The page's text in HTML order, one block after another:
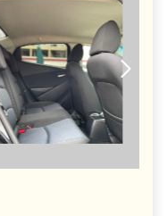
next